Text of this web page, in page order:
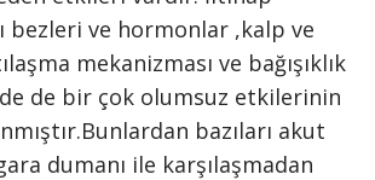
bezleri ve hormonlar ,kalp ve
mekanizması ve bağışıklık
de bir çok olumsuz etkilerinin
bazıları akut
dumanı ile karşılaşmadan